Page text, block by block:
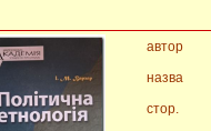
автор
назва
стор.